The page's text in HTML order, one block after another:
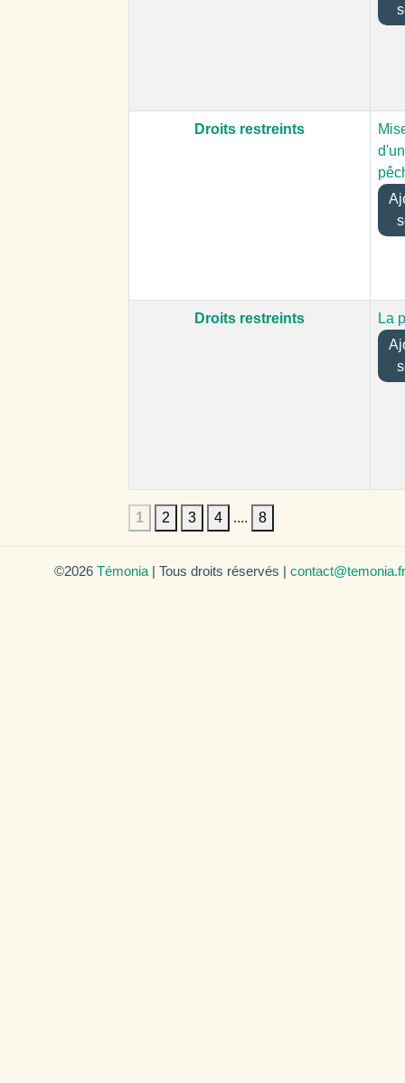
Droits restreints
Droits restreints
La
1 2 3 4 .... 8
©2026 Témonia | Tous droits réservés | contact@temonia.fr